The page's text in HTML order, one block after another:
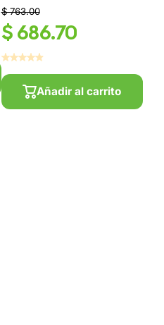
$ 763.00
$ 686.70
Añadir al carrito